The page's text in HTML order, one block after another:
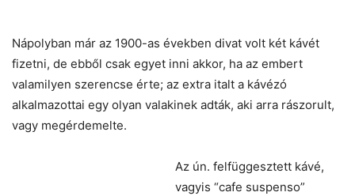
Nápolyban már az 1900-as években divat volt két kávét
fizetni, de ebből csak egyet inni akkor, ha az embert
valamilyen szerencse érte; az extra italt a kávézó
alkalmazottai egy olyan valakinek adták, aki arra rászorult,
vagy megérdemelte.
Az ún. felfüggesztett kávé,
vagyis “cafe suspenso”
Chat Mr wAIste
Helló! Miben segíthetek ma?